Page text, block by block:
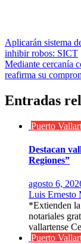
Navegación
de
entradas
Aplicarán sistema
inhibir robos: SICT
Mediante cercanía
reafirma su
Entradas
Puerto
Destacan
Regiones”
agosto 6,
Luis Ernesto
*Extienden
notariales
vallartense
Puerto